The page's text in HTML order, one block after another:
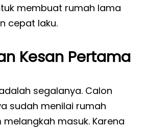
membuat rumah lama
cepat laku.
Kesan Pertama
segalanya. Calon
sudah menilai rumah
masuk. Karena